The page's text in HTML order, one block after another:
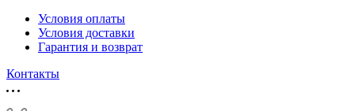
Условия оплаты
Условия доставки
Гарантия и возврат
Контакты